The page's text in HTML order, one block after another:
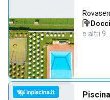
e altri 9…